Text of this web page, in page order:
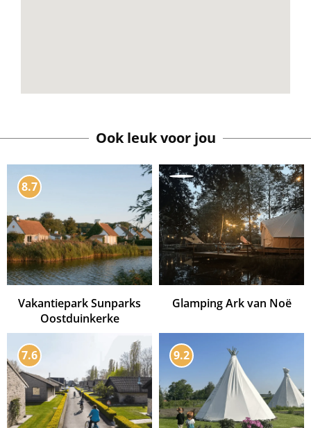
Ook leuk voor jou
8.7
Vakantiepark Sunparks
Oostduinkerke
Glamping Ark van Noë
7.6 9.2